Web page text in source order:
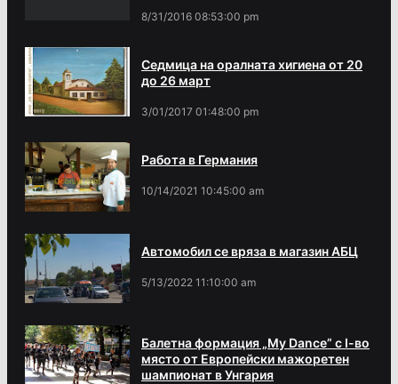
8/31/2016 08:53:00 pm
Седмица на оралната хигиена от 20
до 26 март
3/01/2017 01:48:00 pm
Работа в Германия
10/14/2021 10:45:00 am
Автомобил се вряза в магазин АБЦ
5/13/2022 11:10:00 am
Балетна формация „My Dance” с І-во
място от Европейски мажоретен
шампионат в Унгария